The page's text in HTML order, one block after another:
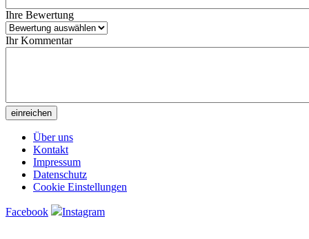
Ihre Bewertung
Ihr Kommentar
Über uns
Kontakt
Impressum
Datenschutz
Cookie Einstellungen
Facebook Instagram